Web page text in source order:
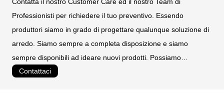
Professionisti per richiedere il tuo preventivo. Essendo
produttori siamo in grado di progettare qualunque soluzione di
arredo. Siamo sempre a completa disposizione e siamo
sempre disponibili ad ideare nuovi prodotti. Possiamo
Contattaci